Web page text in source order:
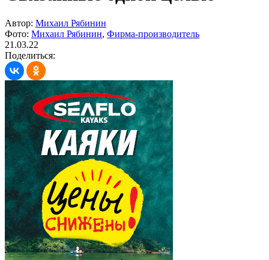
Автор: Михаил Рябинин
Фото: Михаил Рябинин, Фирма-производитель
21.03.22
Поделиться: